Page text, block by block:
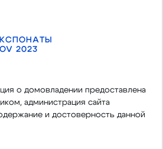
2023
о домовладении предоставлена
администрация сайта
и достоверность данной